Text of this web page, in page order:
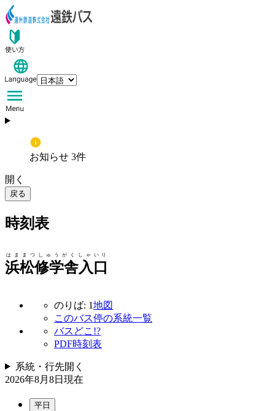
お知らせ 3件
開く
戻る
時刻表
浜松修学舎入口
はままつしゅうがくしゃいり
のりば: 1地図
このバス停の系統一覧
バスどこ!?
PDF時刻表
系統・行先開く
2026年8月8日 現在
平日